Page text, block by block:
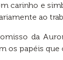
carinho e
ao
da
os papéis